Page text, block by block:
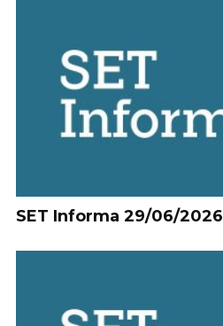
SET Informa 29/06/2026